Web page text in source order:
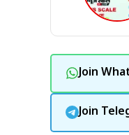
Join
Join